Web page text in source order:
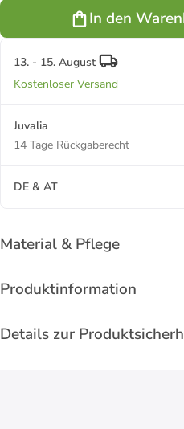
In den
13. - 15. August
Kostenloser Versand
Juvalia
14 Tage Rückgaberecht
DE & AT
Material & Pflege
Produktinformation
Details zur